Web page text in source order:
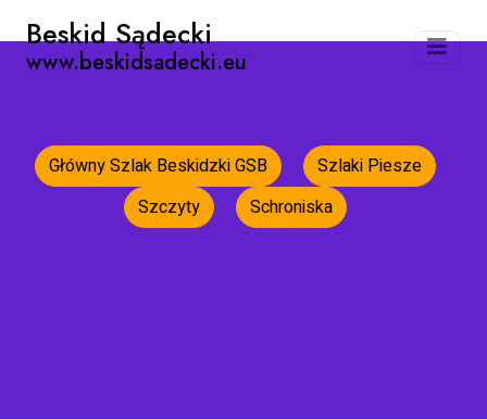
Beskid Sądecki
www.beskidsadecki.eu
Główny Szlak Beskidzki GSB
Szlaki Piesze
Szczyty
Schroniska